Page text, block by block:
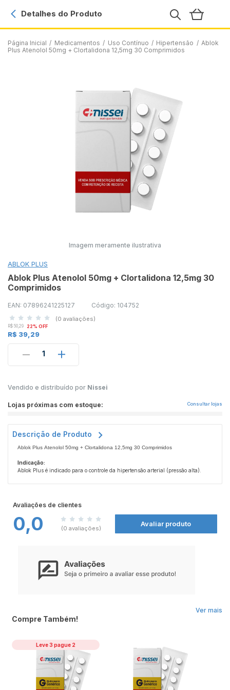
Página Inicial / Medicamentos / Uso Contínuo / Hipertensão / Ablok
Plus Atenolol 50mg + Clortalidona 12,5mg 30 Comprimidos
Detalhes do Produto
Imagem meramente ilustrativa
ABLOK PLUS
Ablok Plus Atenolol 50mg + Clortalidona 12,5mg 30
Comprimidos
EAN: 07896241225127 Código: 104752
(0 avaliações)
R$ 50,29 22% OFF
R$ 39,29
1
Vendido e distribuído por Nissei
Lojas próximas com estoque: Consultar lojas
Descrição de Produto
Ablok Plus Atenolol 50mg + Clortalidona 12,5mg 30 Comprimidos
Indicação:
Ablok Plus é indicado para o controle da hipertensão arterial (pressão alta).
Como funciona:
reduzindo a pressão arterial.
- Clortalidona, que aumenta a eliminação de líquidos pelo organismo, através
da urina.
O efeito de Ablok Plus é mantido por pelo menos 24 horas após a administração
Ablok Plus não deve ser utilizado nas seguintes condições:
- Alergia ao atenolol, à clortalidona ou a qualquer componente da fórmula.
- Bradicardia (batimentos cardíacos lentos).
- Bloqueio cardíaco de segundo ou terceiro grau.
- Síndrome do nodo sinusal (doença nos impulsos elétricos do coração).
- Insuficiência cardíaca descompensada.
- Durante a gravidez ou amamentação.
Atenção:
Este medicamento não deve ser utilizado por mulheres grávidas sem orientação
médica. Em caso de suspeita de gravidez, informe imediatamente ao seu
Avaliações de clientes
0,0 (0 avaliações)
Avaliar produto
Ver mais
Compre Também!
Leve 3 pague 2